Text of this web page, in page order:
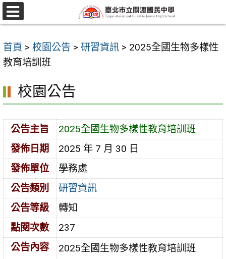
跳
至
要
內
區
選
單
首頁 > 校園公告 > 研習資訊 > 2025全國生物多樣性
教育培訓班
校園公告
公告主旨
2025全國生物多樣性教育培訓班
發佈日期
2025 年 7 月 30 日
發佈單位
學務處
公告類別
研習資訊
公告等級
轉知
點閱次數
237
公告內容
2025全國生物多樣性教育培訓班